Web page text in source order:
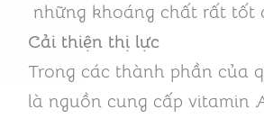
những khoáng chất rất tốt
Cải thiện thị lực
Trong các thành phần của
là nguồn cung cấp vitamin